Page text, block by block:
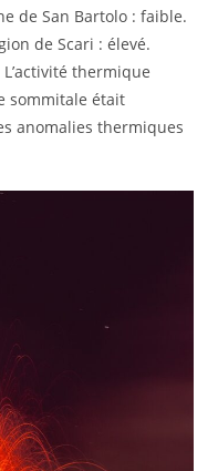
de San Bartolo : faible.
de Scari : élevé.
L’activité thermique
sommitale était
anomalies thermiques